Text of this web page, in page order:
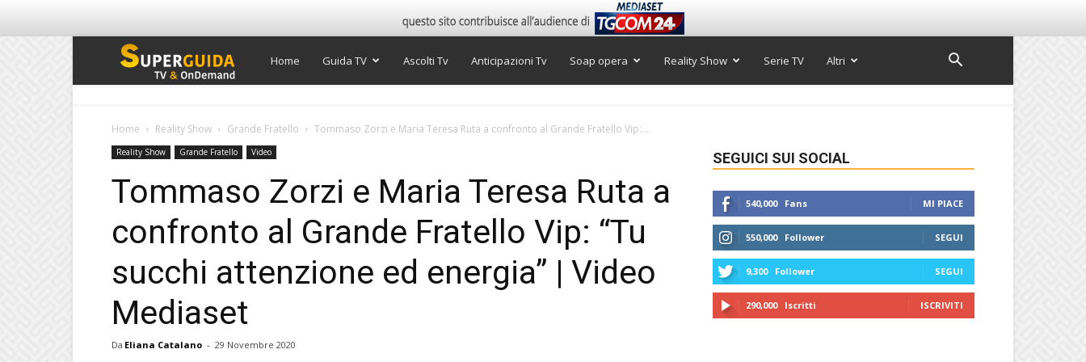
Super
TV
Home Guida TV Ascolti Tv Anticipazioni Tv Soap opera Reality Show Serie TV Altri
Home Reality Show Grande Fratello Tommaso Zorzi e Maria Teresa Ruta a confronto al Grande Fratello Vip:...
Reality Show Grande Fratello Video
Tommaso Zorzi e Maria Teresa Ruta a
confronto al Grande Fratello Vip: “Tu
succhi attenzione ed energia” | Video
Mediaset
Da Eliana Catalano - 29 Novembre 2020
SEGUICI SUI SOCIAL
540,000 Fans MI PIACE
550,000 Follower SEGUI
9,300 Follower SEGUI
290,000 Iscritti ISCRIVITI